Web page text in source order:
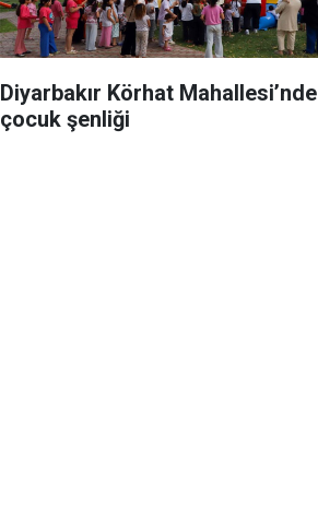
Diyarbakır Körhat Mahallesi’nde
çocuk şenliği